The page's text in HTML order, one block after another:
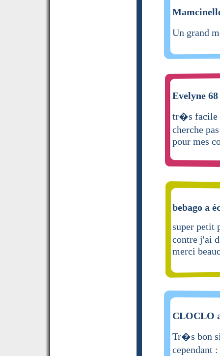
Un grand
Evelyne
tr�s facile
cherche
pour mes
bebago a
super petit
contre j'ai
merci
CLOCLO
Tr�s bon
cependant